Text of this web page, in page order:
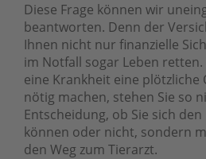
Diese Frage können wir
beantworten. Denn der
Ihnen nicht nur finanzielle
im Notfall sogar Leben
eine Krankheit eine plötzliche
nötig machen, stehen Sie so
Entscheidung, ob Sie sich
können oder nicht, sondern
den Weg zum Tierarzt.